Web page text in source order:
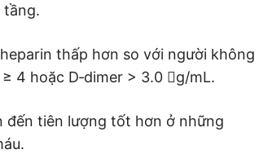
tầng.
thấp hơn so với người không
4 hoặc D‐dimer > 3.0 g/mL.
đến tiên lượng tốt hơn ở những